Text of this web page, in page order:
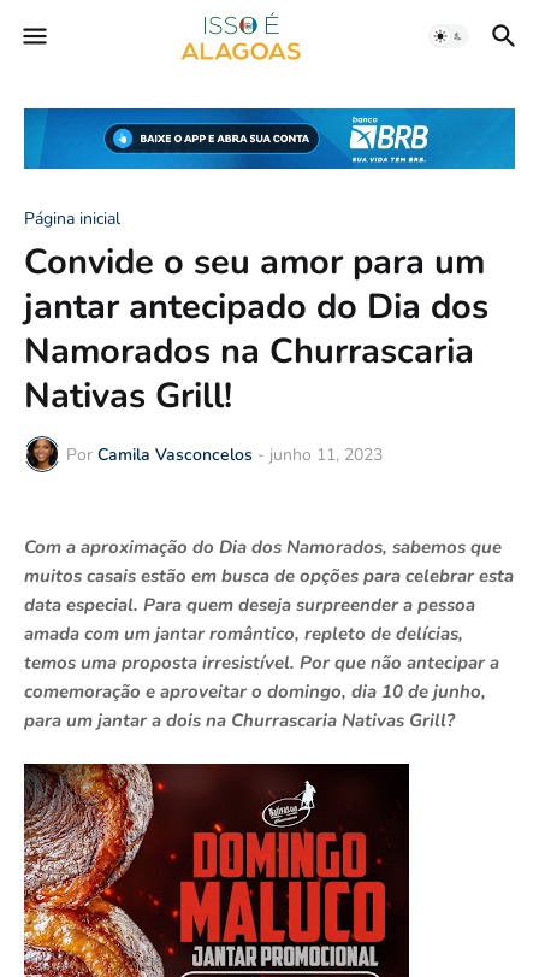
Página inicial
Convide o seu amor para um
jantar antecipado do Dia dos
Namorados na Churrascaria
Nativas Grill!
Por Camila Vasconcelos - junho 11, 2023
Com a aproximação do Dia dos Namorados, sabemos que
muitos casais estão em busca de opções para celebrar esta
data especial. Para quem deseja surpreender a pessoa
amada com um jantar romântico, repleto de delícias,
temos uma proposta irresistível. Por que não antecipar a
comemoração e aproveitar o domingo, dia 10 de junho,
para um jantar a dois na Churrascaria Nativas Grill?